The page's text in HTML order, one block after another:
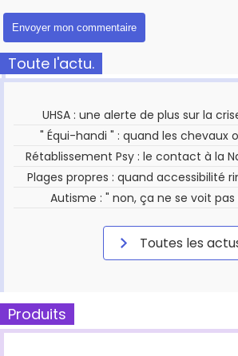
Toute l'actu.
UHSA : une alerte de plus sur la
" Équi-handi " : quand les chevaux
Rétablissement Psy : le contact à la
Plages propres : quand accessibilité
Autisme : " non, ça ne se voit
Toutes les
Produits